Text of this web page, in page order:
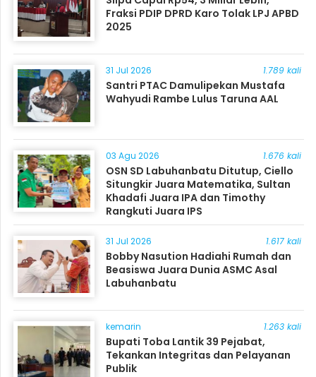
Fraksi PDIP DPRD Karo Tolak LPJ APBD
2025
31 Jul 2026 1.789 kali
Santri PTAC Damulipekan Mustafa
Wahyudi Rambe Lulus Taruna AAL
03 Agu 2026 1.676 kali
OSN SD Labuhanbatu Ditutup, Ciello
Situngkir Juara Matematika, Sultan
Khadafi Juara IPA dan Timothy
Rangkuti Juara IPS
31 Jul 2026 1.617 kali
Bobby Nasution Hadiahi Rumah dan
Beasiswa Juara Dunia ASMC Asal
Labuhanbatu
kemarin 1.263 kali
Bupati Toba Lantik 39 Pejabat,
Tekankan Integritas dan Pelayanan
Publik